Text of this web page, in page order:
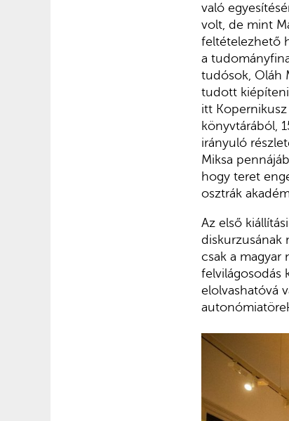
való
volt, de mint
feltételezhető
a
tudósok, Oláh
tudott kiépíteni
itt
könyvtárából,
irányuló
Miksa
hogy teret
osztrák
Az első
diskurzusának
csak a magyar
felvilágosodás
elolvashatóvá